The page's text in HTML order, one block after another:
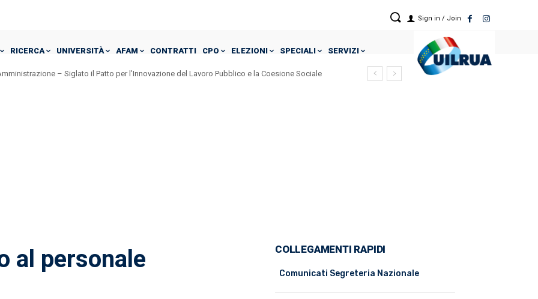
Sign in / Join
RICERCA UNIVERSITÀ AFAM CONTRATTI CPO ELEZIONI SPECIALI SERVIZI
– Siglato il Patto per l’Innovazione del Lavoro Pubblico e la Coesione Sociale
al personale COLLEGAMENTI RAPIDI
Comunicati Segreteria Nazionale